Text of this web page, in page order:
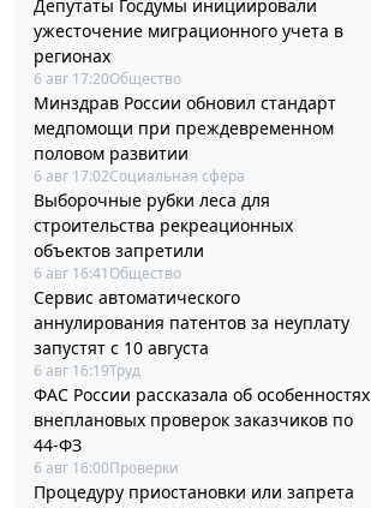
Депутаты Госдумы инициировали
ужесточение миграционного учета в
регионах
6 авг 17:20Общество
Минздрав России обновил стандарт
медпомощи при преждевременном
половом развитии
6 авг 17:02Социальная сфера
Выборочные рубки леса для
строительства рекреационных
объектов запретили
6 авг 16:41 Общество
Сервис автоматического
аннулирования патентов за неуплату
запустят с 10 августа
6 авг 16:19Труд
ФАС России рассказала об особенностях
внеплановых проверок заказчиков по
44-ФЗ
6 авг 16:00Проверки
Процедуру приостановки или запрета